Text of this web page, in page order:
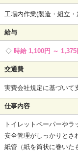
工場内作業(製造・組立
給与
時給 1,100円 ～ 1,375
交通費
実費会社規定に基づいて
仕事内容
トイレットペーパーやラ
安全管理がしっかりとさ
紙管（紙を筒状に巻いた